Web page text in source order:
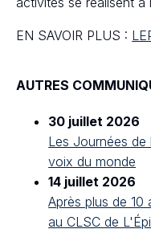
EN SAVOIR PLUS :
AUTRES
30 juillet 2026
Les Journées
voix du monde
14 juillet 2026
Après plus de 10
au CLSC de